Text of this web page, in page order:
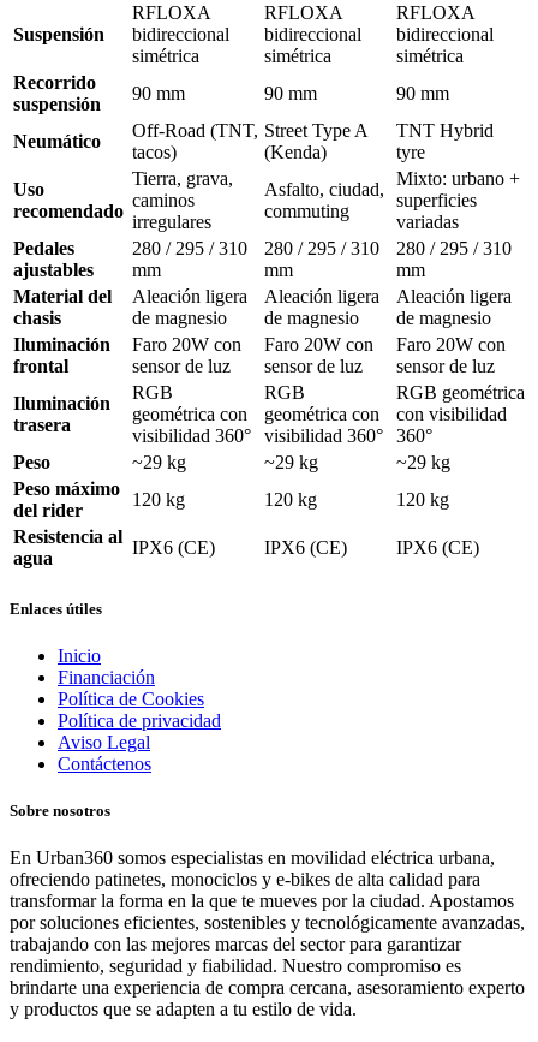
Suspensión
RFLOXA
bidireccional
simétrica
RFLOXA
bidireccional
simétrica
RFLOXA
bidireccional
simétrica
Recorrido
suspensión
90 mm 90 mm 90 mm
Neumático
Off-Road (TNT,
tacos)
Street Type A
(Kenda)
TNT Hybrid
tyre
Uso
recomendado
Tierra, grava,
caminos
irregulares
Asfalto, ciudad,
commuting
Mixto: urbano +
superficies
variadas
Pedales
ajustables
280 / 295 / 310
mm
280 / 295 / 310
mm
280 / 295 / 310
mm
Material del
chasis
Aleación ligera
de magnesio
Aleación ligera
de magnesio
Aleación ligera
de magnesio
Iluminación
frontal
Faro 20W con
sensor de luz
Faro 20W con
sensor de luz
Faro 20W con
sensor de luz
Iluminación
trasera
RGB
geométrica con
visibilidad 360°
RGB
geométrica con
visibilidad 360°
RGB geométrica
con visibilidad
360°
Peso
~29 kg ~29 kg
~29 kg
Peso máximo
del rider
120 kg 120 kg
120 kg
Resistencia al
agua
IPX6 (CE) IPX6 (CE) IPX6 (CE)
Enlaces útiles
Inicio
Financiación
Política de Cookies
Política de privacidad
Aviso Legal
Contáctenos
Sobre nosotros
En Urban360 somos especialistas en movilidad eléctrica urbana,
ofreciendo patinetes, monociclos y e-bikes de alta calidad para
transformar la forma en la que te mueves por la ciudad. Apostamos
por soluciones eficientes, sostenibles y tecnológicamente avanzadas,
trabajando con las mejores marcas del sector para garantizar
rendimiento, seguridad y fiabilidad. Nuestro compromiso es
brindarte una experiencia de compra cercana, asesoramiento experto
y productos que se adapten a tu estilo de vida.